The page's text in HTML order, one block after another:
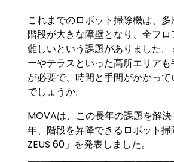
これまでのロボット掃除機は、
階段が大きな障壁となり、全フ
難しいという課題がありました
ーやテラスといった高所エリア
が必要で、時間と手間がかかっ
でしょうか。
MOVAは、この長年の課題を解
年、階段を昇降できるロボット
ZEUS 60」を発表しました。